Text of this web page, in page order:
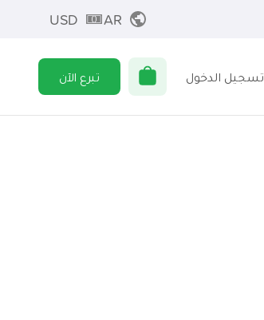
AR
USD
تسجيل الدخول تبرع الآن